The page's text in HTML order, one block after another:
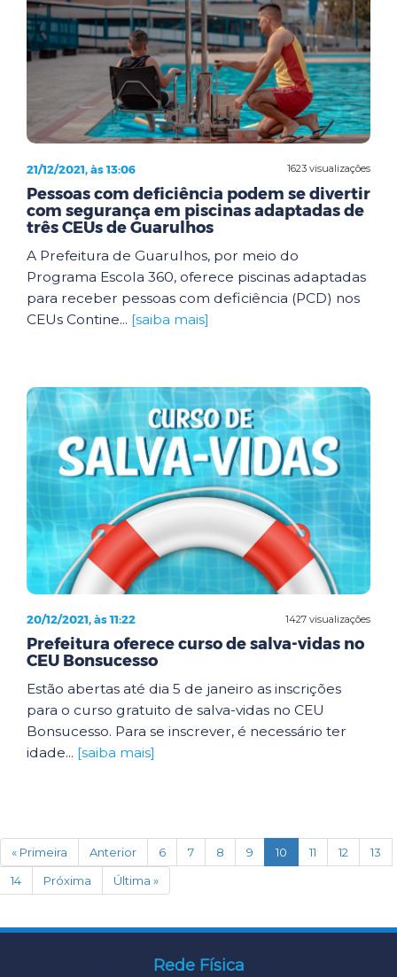
1623 visualizações
21/12/2021, às 13:06
Pessoas com deficiência podem se divertir
com segurança em piscinas adaptadas de
três CEUs de Guarulhos
A Prefeitura de Guarulhos, por meio do
Programa Escola 360, oferece piscinas adaptadas
para receber pessoas com deficiência (PCD) nos
CEUs Contine... [saiba mais]
1427 visualizações
20/12/2021, às 11:22
Prefeitura oferece curso de salva-vidas no
CEU Bonsucesso
Estão abertas até dia 5 de janeiro as inscrições
para o curso gratuito de salva-vidas no CEU
Bonsucesso. Para se inscrever, é necessário ter
idade... [saiba mais]
« Primeira Anterior 6 7 8 9 10 (current)
11 12
13
14
Próxima Última »
Rede Física